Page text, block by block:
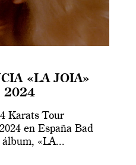
«LA JOIA»
2024
Karats Tour
en España Bad
álbum, «LA...